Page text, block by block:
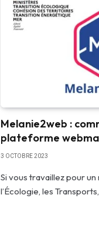
Melanie2web :
plateforme
3 OCTOBRE 2023
Si vous travaillez pour
l’Écologie, les